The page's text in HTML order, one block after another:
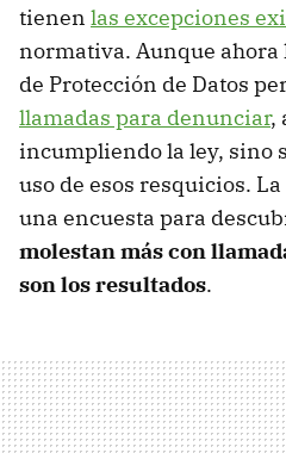
tienen las excepciones
normativa. Aunque ahora
de Protección de Datos
llamadas para denunciar,
incumpliendo la ley, sino
uso de esos resquicios.
una encuesta para
molestan más con
son los resultados.